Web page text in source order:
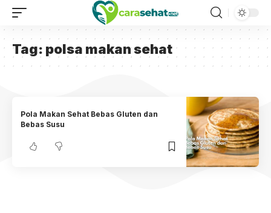
Tag: polsa makan sehat
Pola Makan Sehat Bebas Gluten dan
Bebas Susu